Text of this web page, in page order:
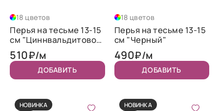
18 цветов
Перья на тесьме 13-15
см "Циннвальдитово-
розовый"
510₽/м
ДОБАВИТЬ
18 цветов
Перья на тесьме 13-15
см "Черный"
490₽/м
ДОБАВИТЬ
НОВИНКА
НОВИНКА